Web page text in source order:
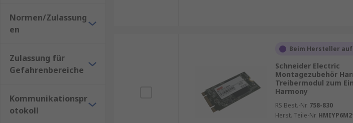
Normen/Zulassung
en
Zulassung für
Gefahrenbereiche
Kommunikationspr
otokoll
Beim Hersteller
Schneider Electric
Montagezubehör
Treibermodul zum
Harmony
RS Best.-Nr. 758-830
Herst. Teile-Nr.